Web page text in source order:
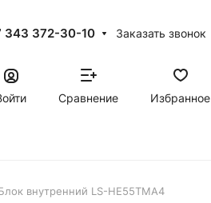
343 372-30-10 Заказать звонок
Сравнение Избранное
внутренний LS-HE55TMA4